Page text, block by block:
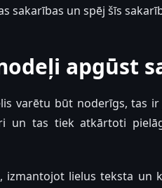
sakarības un spēj šīs
apgūst
varētu būt noderīgs, tas
un tas tiek atkārtoti
izmantojot lielus teksta un